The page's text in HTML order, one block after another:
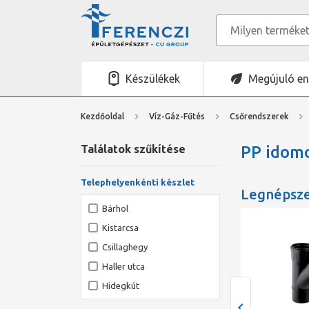
Készülékek Megújuló
Kezdőoldal Víz-Gáz-Fűtés Csőrendszerek
PP
Találatok szűkítése
Telephelyenkénti készlet
Bárhol
Kistarcsa
Csillaghegy
Haller utca
Hidegkút